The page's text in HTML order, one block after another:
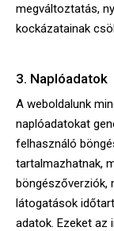
megváltoztatás,
kockázatainak
3. Naplóadatok
A weboldalunk
naplóadatokat
felhasználó
tartalmazhatnak,
böngészőverziók,
látogatások
adatok. Ezeket